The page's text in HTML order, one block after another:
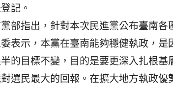
記。
部指出，針對本次民進黨公布臺南各
表示，本黨在臺南能夠穩健執政，是
的目標不變，目的是要更深入扎根基
選民最大的回報。在擴大地方執政優